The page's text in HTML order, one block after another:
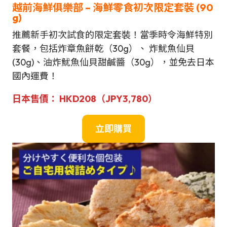
越前海鮮俱樂部 – 海鮮零食初次限定套裝 (90
g)
推薦新手初次試食的限定套裝！當季時令海鮮特別
套餐，包括炸章魚餅乾（30g）、 炸魷魚仙貝
(30g)、油炸魷魚仙貝甜鹹醬（30g），並免去日本
國內運費！
日本售價： HKD208（JPY3,780）
立即購買